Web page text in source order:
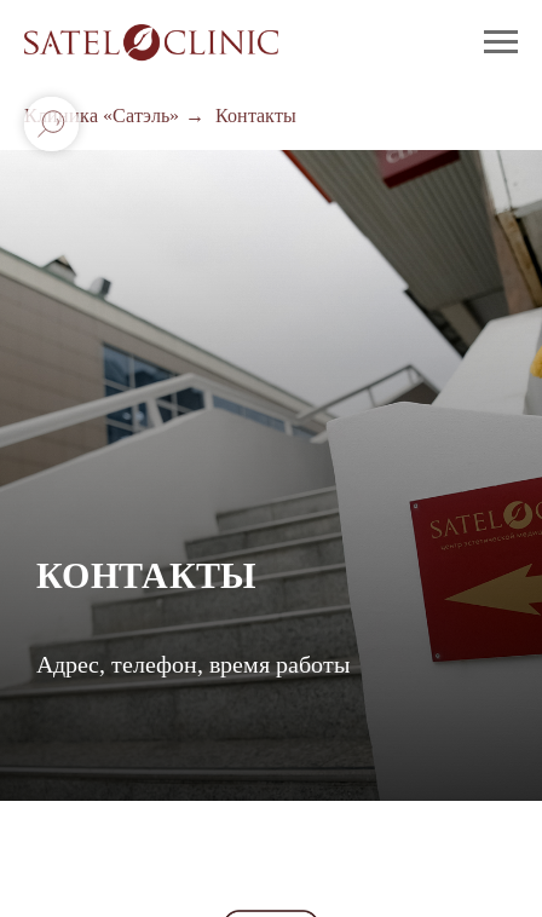
Клиника «Сатэль» → Контакты
КОНТАКТЫ
Адрес, телефон, время работы